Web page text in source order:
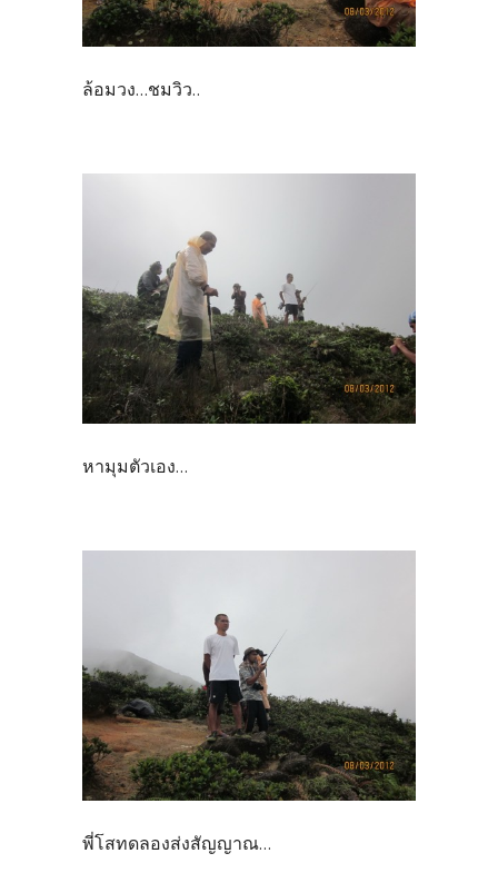
ล้อมวง...ชมวิว..
หามุมตัวเอง...
พี่โสทดลองส่งสัญญาณ...